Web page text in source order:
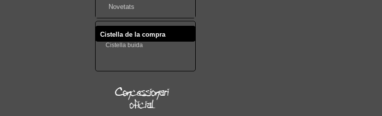
Novetats
Cistella de la compra
Cistella buida